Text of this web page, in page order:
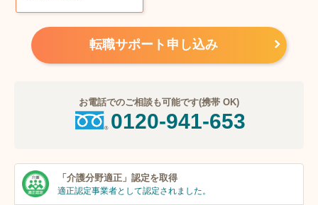
転職サポート申し込み
お電話でのご相談も可能です(携帯 OK)
0120-941-653
「介護分野適正」 認定を取得
適正認定事業者として認定されました。